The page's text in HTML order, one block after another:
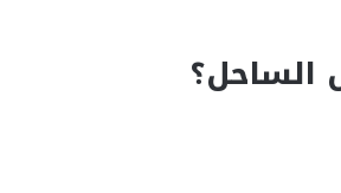
الساحل؟